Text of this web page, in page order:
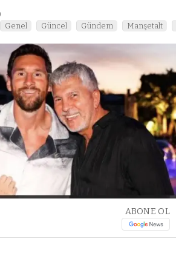
Genel Güncel Gündem Manşetalt
ABONE OL